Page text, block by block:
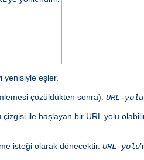
yenisiyle eşler.
çözüldükten sonra). URL-yolu
ile başlayan bir URL yolu
isteği olarak dönecektir. URL-yolu